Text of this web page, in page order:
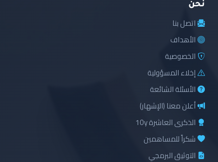
نحن
اتصل بنا
الأهداف
الخصوصية
إخلاء المسؤولية
الأسئلة الشائعة
أعلن معنا (الإشهار)
الذكرى العاشرة 10y
شكراً للمساهمين
التوثيق البرمجي